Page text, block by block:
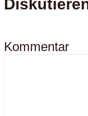
Kommentar